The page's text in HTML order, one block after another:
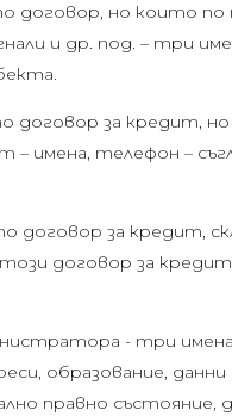
договор, но които
и др. под. – три
договор за кредит,
– имена, телефон –
договор за кредит,
този договор за
- три
образование,
правно състояние,